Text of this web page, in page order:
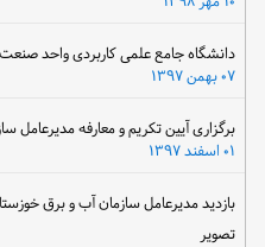
دانشگاه جامع علمی کاربردی واحد
۰۷ بهمن ۱۳۹۷
برگزاری آیین تکریم و معارفه مدیرعامل
بازدید مدیرعامل سازمان آب و برق
تصویر